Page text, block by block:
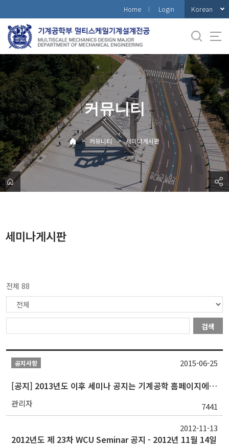
로
메
뉴
Home Login Korean
커뮤니티
> 커뮤니티 > 세미나게시판
세미나게시판
전체 88
검색
공지사항
[공지] 2013년도 이후 세미나 공지는 기계공학 홈페이지에서 확인가능
관리자 7441
2015-06-25
2012년도 제 23차 WCU Seminar 공지 - 2012년 11월 14일
2012-11-13